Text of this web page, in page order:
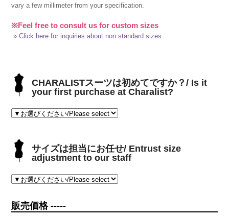
vary a few millimeter from your specification.
※Feel free to consult us for custom sizes
» Click here for inquiries about non standard sizes.
CHARALISTスーツは初めてですか？/ Is it
your first purchase at Charalist?
サイズは担当にお任せ/ Entrust size
adjustment to our staff
販売価格 -----